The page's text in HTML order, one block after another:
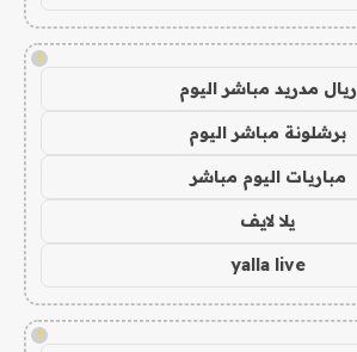
!
ريال مدريد مباشر اليوم
برشلونة مباشر اليوم
مباريات اليوم مباشر
يلا لايف
yalla live
!